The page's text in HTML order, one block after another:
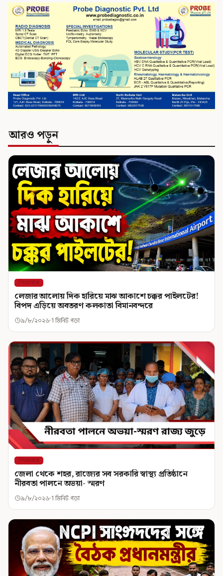
আরও পড়ুন
শিরোনাম
লেজার আলোয় দিক হারিয়ে মাঝ আকাশে চক্কর পাইলটের!
বিপদ এড়িয়ে অবতরণ কলকাতা বিমানবন্দরে
৯/৮/২০২৬ 1 মিনিট পড়া
শিরোনাম
জেলা থেকে শহর, রাজ্যের সব সরকারি স্বাস্থ্য প্রতিষ্ঠানে
নীরবতা পালনে অভয়া- স্মরণ
৯/৮/২০২৬ 1 মিনিট পড়া